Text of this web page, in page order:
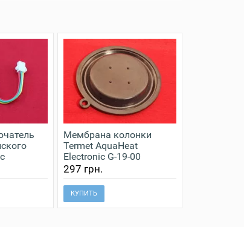
Мембрана колонки
Termet AquaHeat
Electronic G-19-00
Z0100.03.02.01
297 грн.
КУПИТЬ